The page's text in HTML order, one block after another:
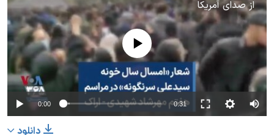
سفر پرزیدنت ترامپ به چین
ازصدای آمریکا
No media source currently available
0:00 0:31
دانلود